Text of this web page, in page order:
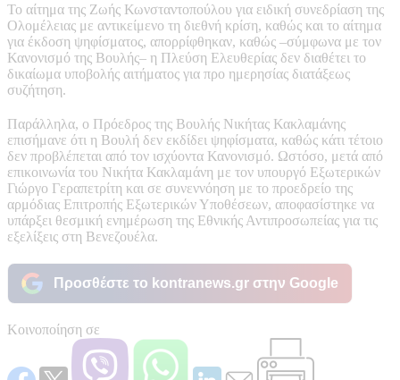
Το αίτημα της Ζωής Κωνσταντοπούλου για ειδική συνεδρίαση της
Ολομέλειας με αντικείμενο τη διεθνή κρίση, καθώς και το αίτημα
για έκδοση ψηφίσματος, απορρίφθηκαν, καθώς –σύμφωνα με τον
Κανονισμό της Βουλής– η Πλεύση Ελευθερίας δεν διαθέτει το
δικαίωμα υποβολής αιτήματος για προ ημερησίας διατάξεως
συζήτηση.
Παράλληλα, ο Πρόεδρος της Βουλής Νικήτας Κακλαμάνης
επισήμανε ότι η Βουλή δεν εκδίδει ψηφίσματα, καθώς κάτι τέτοιο
δεν προβλέπεται από τον ισχύοντα Κανονισμό. Ωστόσο, μετά από
επικοινωνία του Νικήτα Κακλαμάνη με τον υπουργό Εξωτερικών
Γιώργο Γεραπετρίτη και σε συνεννόηση με το προεδρείο της
αρμόδιας Επιτροπής Εξωτερικών Υποθέσεων, αποφασίστηκε να
υπάρξει θεσμική ενημέρωση της Εθνικής Αντιπροσωπείας για τις
εξελίξεις στη Βενεζουέλα.
Προσθέστε το kontranews.gr στην Google
Κοινοποίηση σε